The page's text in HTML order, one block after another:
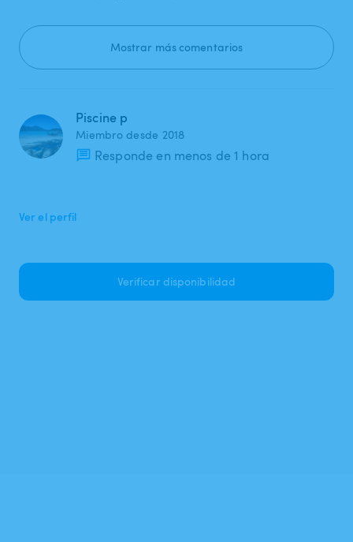
Mostrar más comentarios
Piscine p
Miembro desde 2018
Responde en menos de 1 hora
Ver el perfil
Verificar disponibilidad